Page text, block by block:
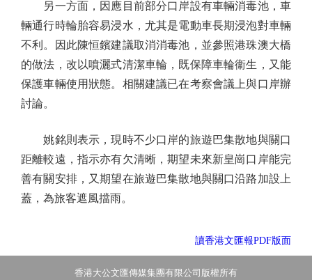
另一方面，因應目前部分口岸設有車輛消毒池，車
輛通行時輪胎容易浸水，尤其是電動車長期浸泡對車輛
不利。因此陳恒鑌建議取消消毒池，並參照港珠澳大橋
的做法，改以噴灑式清潔車輪，既保障車輪衞生，又能
保護車輛使用狀態。相關建議已在考察會議上與口岸辦
討論。
姚銘則表示，現時不少口岸的旅遊巴集散地與關口
距離較遠，指示亦有欠清晰，期望未來新皇崗口岸能完
善有關安排，又期望在旅遊巴集散地與關口沿路加設上
蓋，為旅客遮風擋雨。
讀香港文匯報PDF版面
香港大公文匯傳媒集團有限公司版權所有